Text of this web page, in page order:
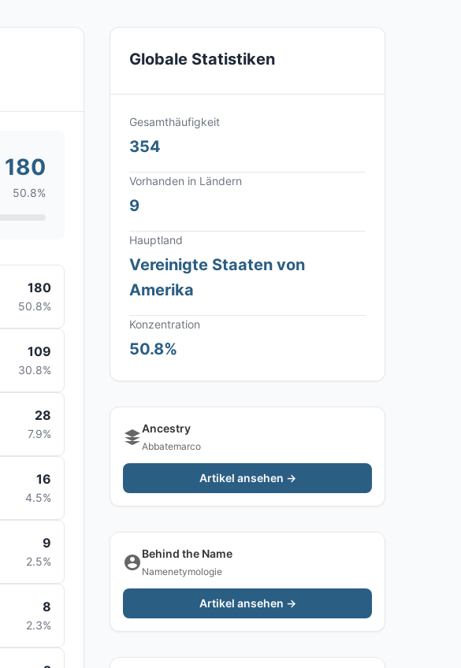
180
50.8%
180
50.8%
109
30.8%
28
7.9%
16
4.5%
9
2.5%
8
2.3%
Globale Statistiken
Gesamthäufigkeit
354
Vorhanden in Ländern
9
Hauptland
Vereinigte Staaten von
Amerika
Konzentration
50.8%
Ancestry
Abbatemarco
Artikel ansehen →
Behind the Name
Namenetymologie
Artikel ansehen →